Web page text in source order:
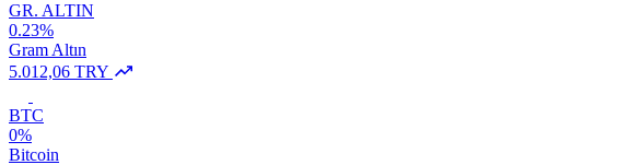
GR. ALTIN
0.23%
Gram Altın
5.012,06 TRY
BTC
0%
Bitcoin